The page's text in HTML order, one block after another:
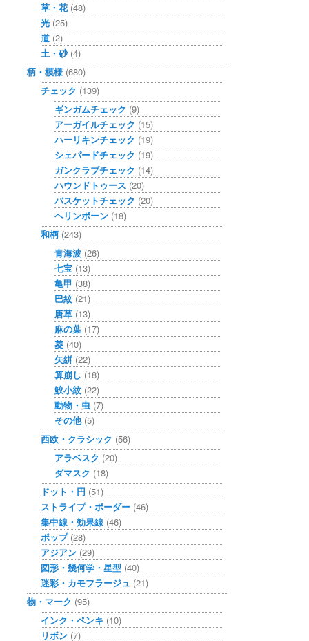
草・花(48)
光 (25)
道 (2)
土・砂(4)
柄・模様 (680)
チェック (139)
ギンガムチェック (9)
アーガイルチェック (15)
ハーリキンチェック (19)
シェパードチェック (19)
ガンクラブチェック (14)
ハウンドトゥース (20)
バスケットチェック (20)
ヘリンボーン (18)
和柄 (243)
青海波 (26)
七宝 (13)
亀甲 (38)
巴紋 (21)
唐草 (13)
麻の葉 (17)
菱 (40)
矢絣 (22)
算崩し (18)
鮫小紋 (22)
動物・虫 (7)
その他(5)
西欧・クラシック (56)
アラベスク (20)
ダマスク (18)
ドット・円 (51)
ストライプ・ボーダー (46)
集中線・効果線 (46)
ポップ(28)
アジアン (29)
図形・幾何学・星型 (40)
迷彩・カモフラージュ (21)
物・マーク (95)
インク・ペンキ (10)
リボン (7)